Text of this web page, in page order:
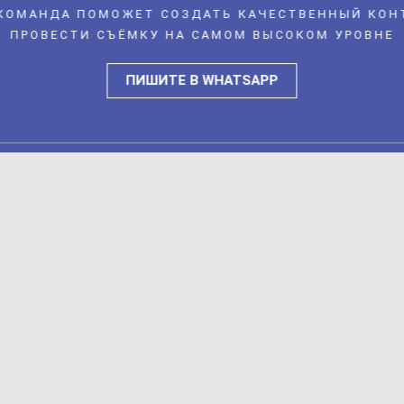
ПОМОЖЕТ СОЗДАТЬ КАЧЕСТВЕННЫЙ
ПРОВЕСТИ СЪЁМКУ НА САМОМ ВЫСОКОМ УРОВНЕ
ПИШИТЕ В WHATSAPP